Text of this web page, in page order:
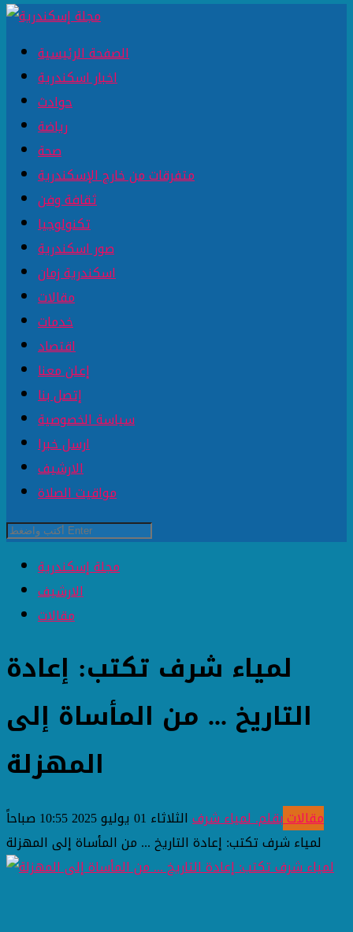
الصفحة الرئيسية
اخبار اسكندرية
حوادث
رياضة
صحة
متفرقات من خارج الإسكندرية
ثقافة وفن
تكنولوجيا
صور اسكندرية
اسكندرية زمان
مقالات
خدمات
اقتصاد
إعلن معنا
إتصل بنا
سياسة الخصوصية
ارسل خبرا
الارشيف
مواقيت الصلاة
مجلة إسكندرية
الارشيف
مقالات
لمياء شرف تكتب: إعادة
التاريخ ... من المأساة إلى
المهزلة
مقالاتبقلم. لمياء شرف الثلاثاء 01 يوليو 2025 10:55 صباحاً
لمياء شرف تكتب: إعادة التاريخ ... من المأساة إلى المهزلة